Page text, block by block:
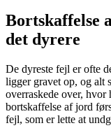
Bortskaffelse
det dyrere
De dyreste fejl er ofte
ligger gravet op, og alt
overraskede over,
bortskaffelse af jord
fejl, som er lette at